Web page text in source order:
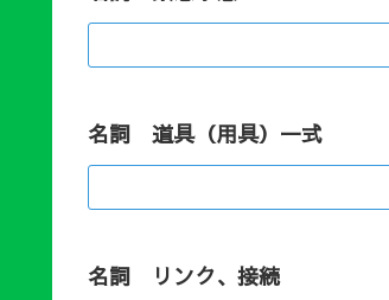
名詞 道具（用具）一式
名詞 リンク、接続